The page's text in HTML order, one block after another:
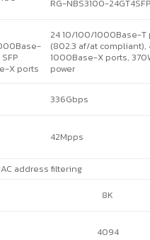
RG-NBS3100-
X ports
24 10/100/1000Base-T
(802.3 af/at compliant),
1000Base-X ports,
power
336Gbps
42Mpps
address filtering
8K
4094